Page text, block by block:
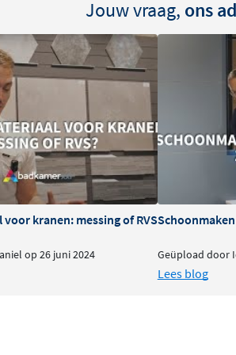
en
goud, geborsteld
persoonlijke
kwaliteit en
eigen smaak in te
comfort
24 mm en biedt een
straalsoort, terwijl de
per minuut. Zo geniet
cm
Jouw vraag, ons
kranen: messing of RVS
op 26 juni 2024 Geüpload door
Lees blog